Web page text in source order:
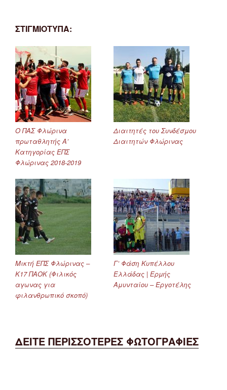
ΣΤΙΓΜΙΟΤΥΠΑ:
Ο ΠΑΣ Φλώρινα
πρωταθλητής Α’
Κατηγορίας ΕΠΣ
Φλώρινας 2018-2019
Διαιτητές του Συνδέσμου
Διαιτητών Φλώρινας
Μικτή ΕΠΣ Φλώρινας –
Κ17 ΠΑΟΚ (Φιλικός
αγωνας για
φιλανθρωπικό σκοπό)
Γ’ Φάση Κυπέλλου
Ελλάδας | Ερμής
Αμυνταίου – Εργοτέλης
ΔΕΙΤΕ ΠΕΡΙΣΣΟΤΕΡΕΣ ΦΩΤΟΓΡΑΦΙΕΣ